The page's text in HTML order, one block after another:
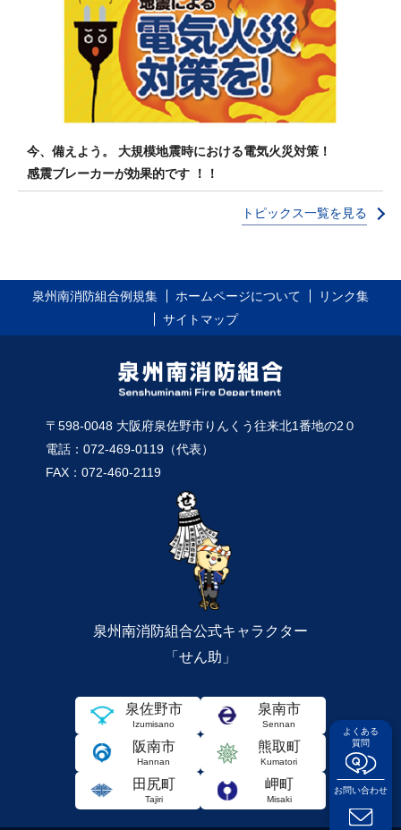
今、備えよう。 大規模地震時における電気火災対策！
感震ブレーカーが効果的です ！！
トピックス一覧を見る
よくある
質問
お問い合わせ
泉州南消防組合例規集 ホームページについて
リンク集
サイトマップ
〒598-0048 大阪府泉佐野市りんくう往来北1番地の2０
電話：072-469-0119（代表）
FAX：072-460-2119
泉州南消防組合公式キャラクター
「せん助」
泉佐野市
Izumisano
泉南市
Sennan
阪南市
Hannan
熊取町
Kumatori
田尻町
Tajiri
岬町
Misaki